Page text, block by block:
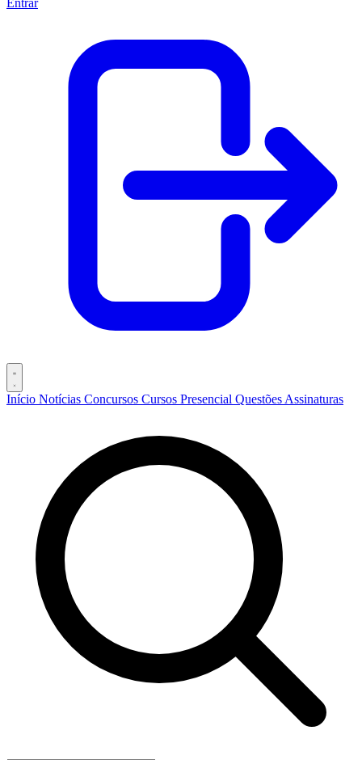
Entrar
Início Notícias Concursos Cursos Presencial Questões Assinaturas